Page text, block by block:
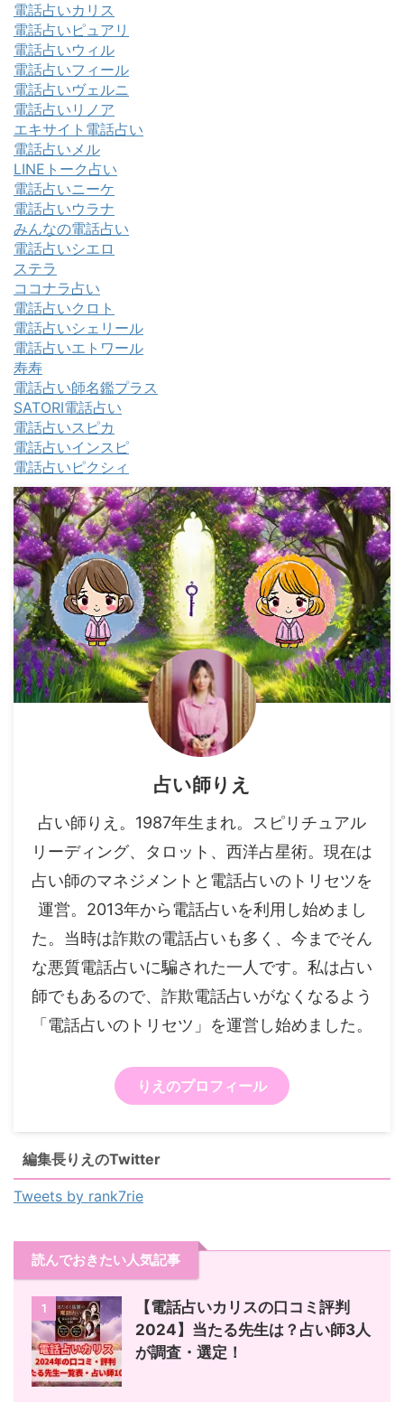
電話占いカリス
電話占いピュアリ
電話占いウィル
電話占いフィール
電話占いヴェルニ
電話占いリノア
エキサイト電話占い
電話占いメル
LINEトーク占い
電話占いニーケ
電話占いウラナ
みんなの電話占い
電話占いシエロ
ステラ
ココナラ占い
電話占いクロト
電話占いシェリール
電話占いエトワール
寿寿
電話占い師名鑑プラス
SATORI電話占い
電話占いスピカ
電話占いインスピ
電話占いピクシィ
占い師りえ
占い師りえ。1987年生まれ。スピリチュアル
リーディング、タロット、西洋占星術。現在は
占い師のマネジメントと電話占いのトリセツを
運営。2013年から電話占いを利用し始めまし
た。当時は詐欺の電話占いも多く、今までそん
な悪質電話占いに騙された一人です。私は占い
師でもあるので、詐欺電話占いがなくなるよう
「電話占いのトリセツ」を運営し始めました。
りえのプロフィール
編集長りえのTwitter
Tweets by rank7rie
読んでおきたい人気記事
1
【電話占いカリスの口コミ評判
2024】当たる先生は？占い師3人
が調査・選定！